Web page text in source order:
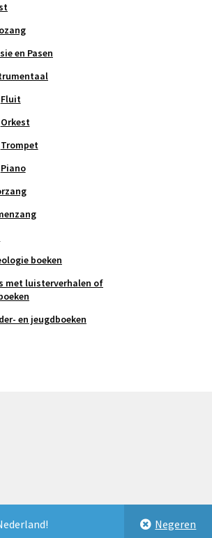
Negeren
en Pasen
Fluit
Orkest
Trompet
Piano
boeken
met luisterverhalen of
en jeugdboeken